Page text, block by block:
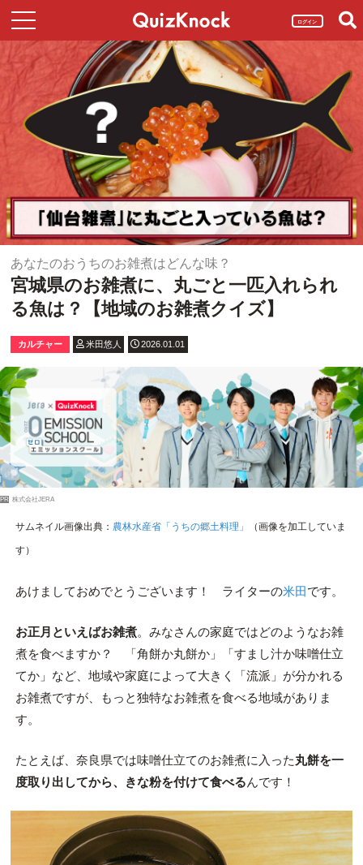
ログイン
あなたのおうちのお雑煮はどんな味？
宮城県のお雑煮に、丸ごと一匹入れられ
る魚は？【地域のお雑煮クイズ】
カルチャー 米田悠人 2026.01.01
PR 株式会社JERA
サムネイル画像出典： 農林水産省「うちの郷土料理」 （画像を加工していま
す）
あけましておめでとうございます！ ライターの米田です。
お正月といえばお雑煮。みなさんの家庭ではどのようなお雑
煮を食べますか？ 「角餅か丸餅か」「すまし汁か味噌仕立
てか」など、地域や家庭によって大きく「流派」が分かれる
お雑煮ですが、もっと独特なお雑煮を食べる地域がありま
す。
たとえば、奈良県では味噌仕立てのお雑煮に入った丸餅を一
度取り出してから、きな粉を付けて食べるんです！